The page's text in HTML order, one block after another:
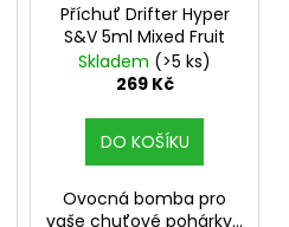
Příchuť Drifter Hyper
S&V 5ml Mixed Fruit
Skladem (>5 ks)
269 Kč
DO KOŠÍKU
Ovocná bomba pro
vaše chuťové pohárky...